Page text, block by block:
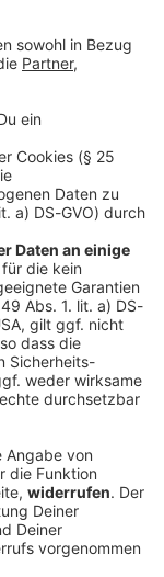
930-200557/1
an der
ins Netz,